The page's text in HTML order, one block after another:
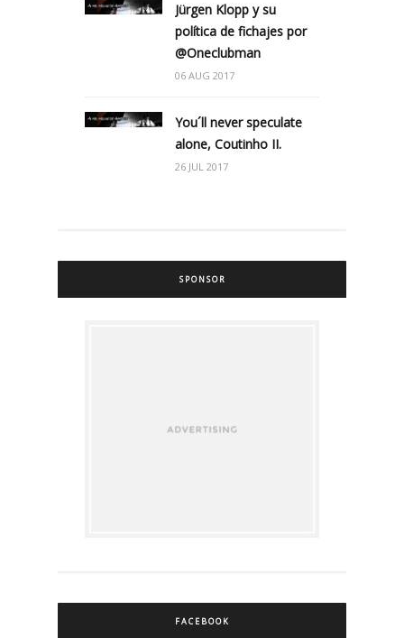
Jürgen Klopp y su
política de fichajes por
@Oneclubman
06 AUG 2017
You´ll never speculate
alone, Coutinho II.
26 JUL 2017
SPONSOR
FACEBOOK